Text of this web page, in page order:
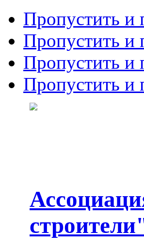
Пропустить и
Пропустить и
Пропустить и
Пропустить и